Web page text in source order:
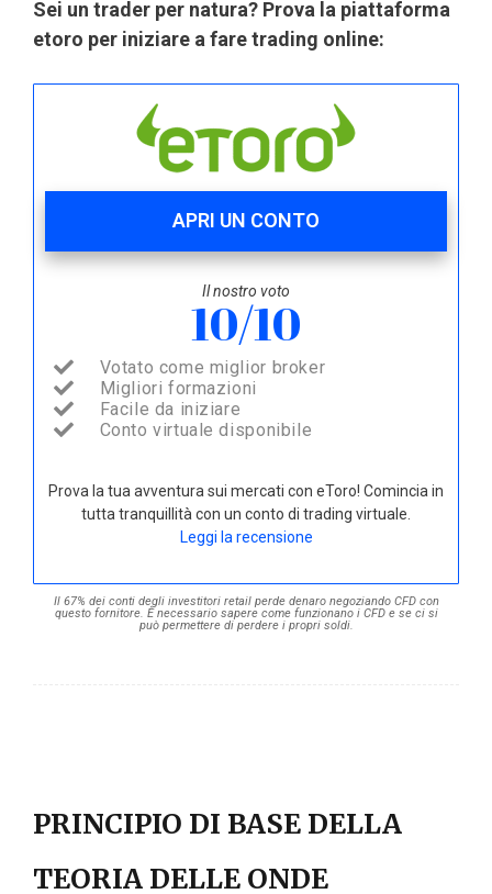
Sei un trader per natura? Prova la piattaforma
etoro per iniziare a fare trading online:
APRI UN CONTO
Il nostro voto
10/10
Votato come miglior broker
Migliori formazioni
Facile da iniziare
Conto virtuale disponibile
Prova la tua avventura sui mercati con eToro! Comincia in
tutta tranquillità con un conto di trading virtuale.
Leggi la recensione
Il 67% dei conti degli investitori retail perde denaro negoziando CFD con
questo fornitore. È necessario sapere come funzionano i CFD e se ci si
può permettere di perdere i propri soldi.
PRINCIPIO DI BASE DELLA
TEORIA DELLE ONDE